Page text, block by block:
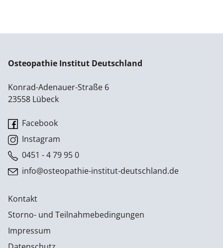
Osteopathie Institut Deutschland
Konrad-Adenauer-Straße 6
23558 Lübeck
Facebook
Instagram
0451 - 4 79 95 0
info@osteopathie-institut-deutschland.de
Kontakt
Storno- und Teilnahmebedingungen
Impressum